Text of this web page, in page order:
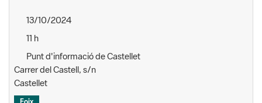
13/10/2024
11 h
Punt d'informació de Castellet
Carrer del Castell, s/n
Castellet